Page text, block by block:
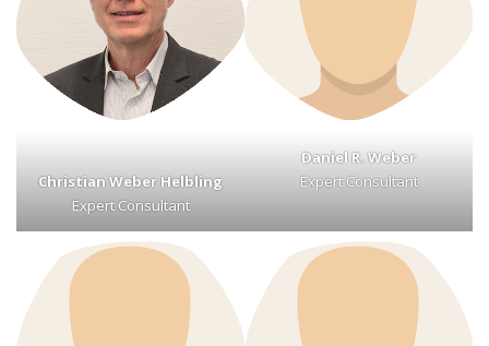
Christian Weber Helbling
Expert Consultant
Daniel R. Weber
Expert Consultant